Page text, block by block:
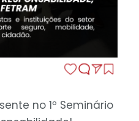
no 1º Seminário